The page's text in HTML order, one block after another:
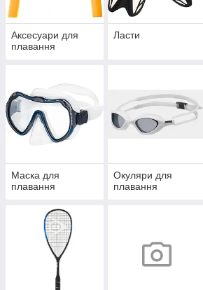
Аксесуари для
плавання
Ласти
Маска для
плавання
Окуляри для
плавання